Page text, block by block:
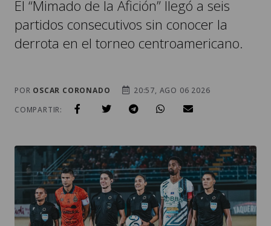
El “Mimado de la Afición” llegó a seis
partidos consecutivos sin conocer la
derrota en el torneo centroamericano.
POR OSCAR CORONADO
20:57, AGO 06 2026
COMPARTIR: